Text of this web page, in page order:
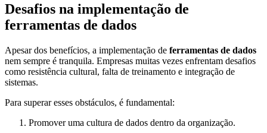
Desafios na implementação de
ferramentas de dados
Apesar dos benefícios, a implementação de ferramentas de dados
nem sempre é tranquila. Empresas muitas vezes enfrentam desafios
como resistência cultural, falta de treinamento e integração de
sistemas.
Para superar esses obstáculos, é fundamental:
Promover uma cultura de dados dentro da organização.